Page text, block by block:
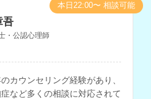
吾
・公認心理師
カウンセリング経験があり、
など多くの相談に対応されて
本日22:00〜 相談可能